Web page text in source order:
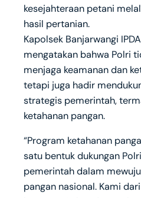
kesejahteraan petani
hasil pertanian.
Kapolsek Banjarwangi
mengatakan bahwa Polri
menjaga keamanan dan
tetapi juga hadir
strategis pemerintah,
ketahanan pangan.
“Program ketahanan
satu bentuk dukungan
pemerintah dalam
pangan nasional. Kami